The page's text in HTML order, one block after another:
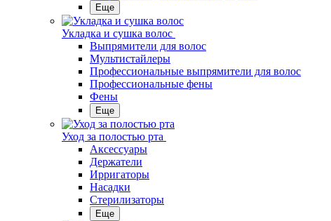
Еще
Укладка и сушка волос
Выпрямители для волос
Мультистайлеры
Профессиональные выпрямители для волос
Профессиональные фены
Фены
Еще
Уход за полостью рта
Аксессуары
Держатели
Ирригаторы
Насадки
Стерилизаторы
Еще